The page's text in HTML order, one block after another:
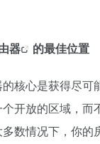
器 的最佳位置
核心是获得尽可
开放的区域，而
数情况下，你的